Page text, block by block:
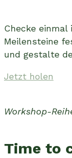
Checke
Meilensteine
und gestalte
Jetzt holen
Workshop-
Time to